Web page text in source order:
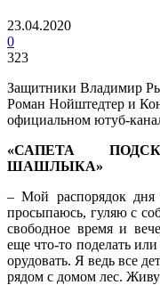
23.04.2020
0
323
Защитники Владимир
Роман Нойштедтер и
официальном ютуб-
«САПЕТА
ШАШЛЫКА»
– Мой распорядок дня
просыпаюсь, гуляю с
свободное время и
еще что-то поделать
орудовать. Я ведь все
рядом с домом лес. Живу